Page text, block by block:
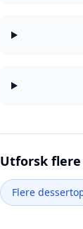
Utforsk
Flere